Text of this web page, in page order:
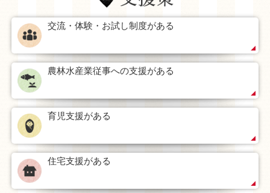
交流・体験・お試し制度がある
農林水産業従事への支援がある
育児支援がある
住宅支援がある